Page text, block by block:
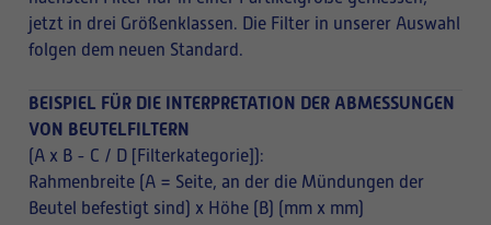
jetzt in drei Größenklassen. Die Filter in unserer Auswahl
folgen dem neuen Standard.
BEISPIEL FÜR DIE INTERPRETATION DER ABMESSUNGEN
VON BEUTELFILTERN
(A x B - C / D [Filterkategorie]):
Rahmenbreite (A = Seite, an der die Mündungen der
Beutel befestigt sind) x Höhe (B) (mm x mm)